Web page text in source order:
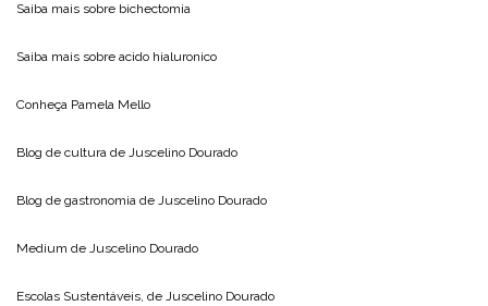
Saiba mais sobre bichectomia
Saiba mais sobre acido hialuronico
Conheça Pamela Mello
Blog de cultura de Juscelino Dourado
Blog de gastronomia de Juscelino Dourado
Medium de Juscelino Dourado
Escolas Sustentáveis, de Juscelino Dourado